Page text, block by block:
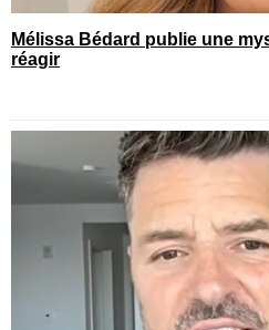
Mélissa Bédard publie une
réagir